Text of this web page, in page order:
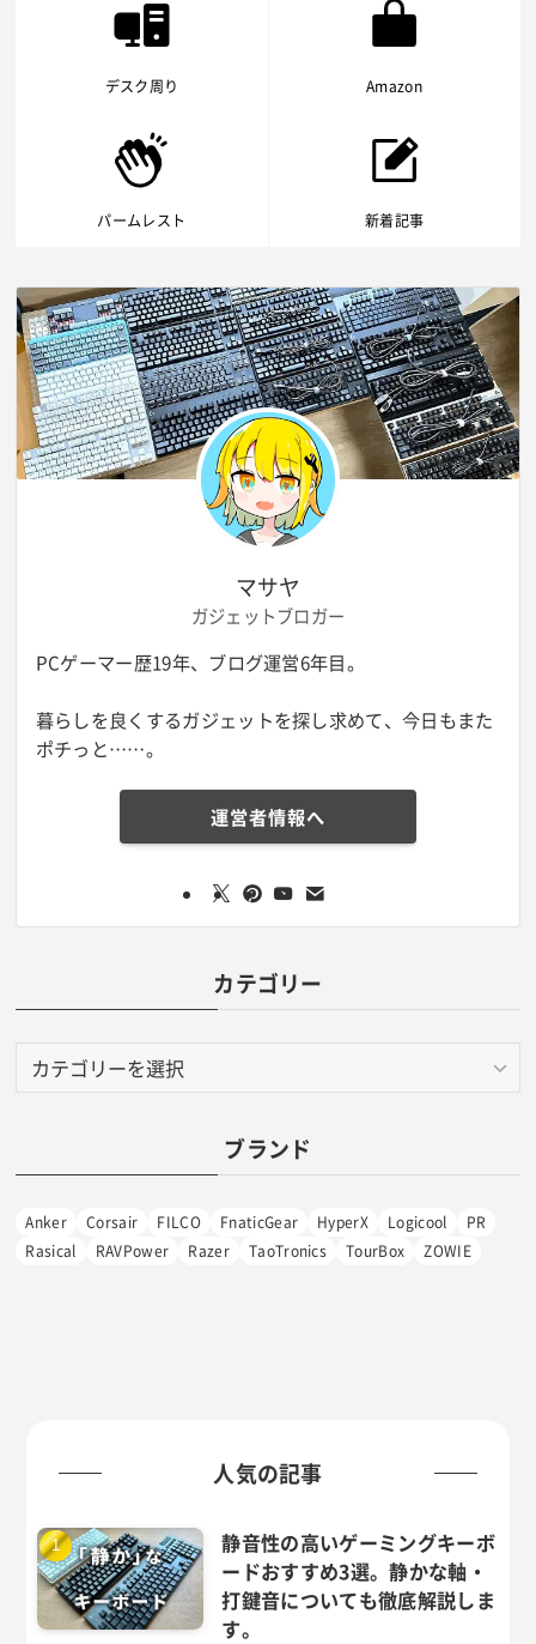
デスク周り Amazon
パームレスト 新着記事
マサヤ
ガジェットブロガー
PCゲーマー歴19年、ブログ運営6年目。
暮らしを良くするガジェットを探し求めて、今日もまた
ポチっと……。
運営者情報へ
カテゴリー
テ
ー
ブランド
Anker Corsair FILCO FnaticGear HyperX Logicool
PR
Rasical
RAVPower Razer TaoTronics TourBox ZOWIE
人気の記事
静音性の高いゲーミングキーボ
ードおすすめ3選。静かな軸・
打鍵音についても徹底解説しま
す。